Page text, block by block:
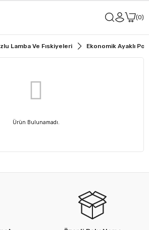
0
Lamba Ve Fıskiyeleri Ekonomik Ayaklı
Ürün Bulunamadı.